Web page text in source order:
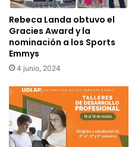
Rebeca Landa obtuvo el
Gracies Award y la
nominación a los Sports
Emmys
4 junio, 2024